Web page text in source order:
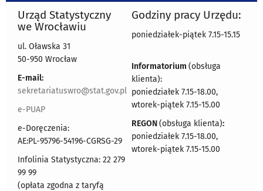
Urząd Statystyczny
we Wrocławiu
ul. Oławska 31
50-950 Wrocław
E-mail:
sekretariatuswro@stat.gov.pl
e-PUAP
e-Doręczenia:
AE:PL-95796-54196-CGRSG-29
Infolinia Statystyczna: 22 279
99 99
(opłata zgodna z taryfą
Godziny pracy Urzędu:
poniedziałek-piątek 7.15-15.15
Informatorium (obsługa
klienta):
poniedziałek 7.15-18.00,
wtorek-piątek 7.15-15.00
REGON(obsługa klienta):
poniedziałek 7.15-18.00,
wtorek-piątek 7.15-15.00